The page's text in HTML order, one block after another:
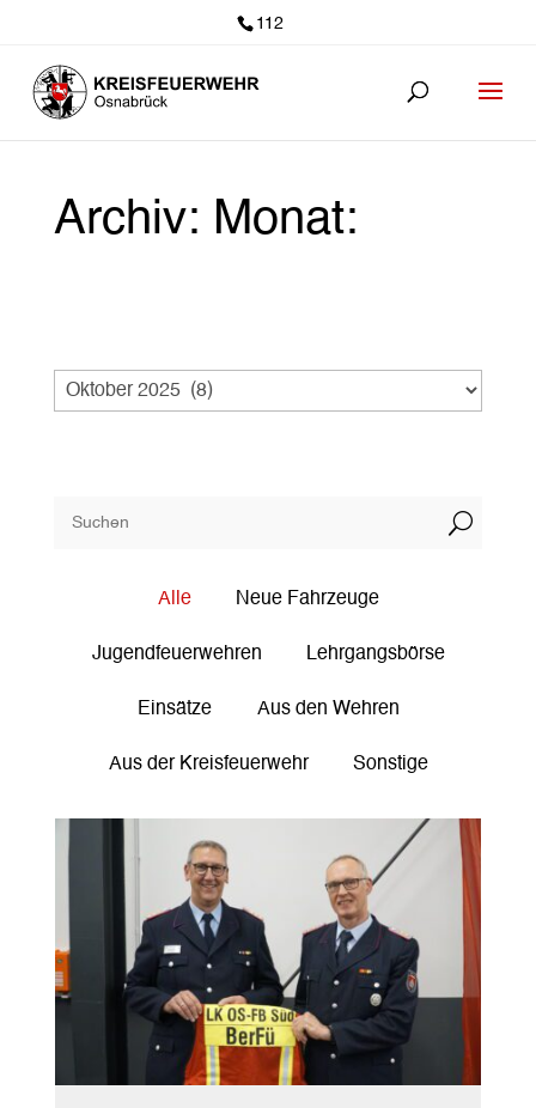
112
Archiv: Monat:
U
Alle Neue Fahrzeuge
Jugendfeuerwehren Lehrgangsbörse
Einsätze Aus den Wehren
Aus der Kreisfeuerwehr Sonstige